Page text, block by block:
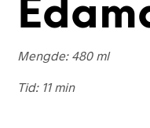
Mengde: 480 ml
Tid: 11 min